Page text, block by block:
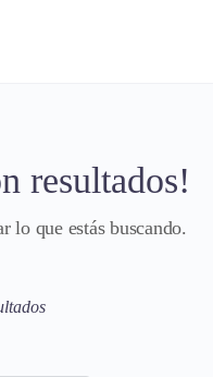
resultados!
lo que estás buscando.